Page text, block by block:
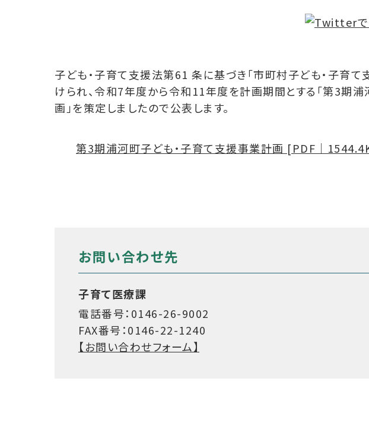
子ども・子育て支援法第61 条に基づき「市町村子ども・子育
けられ、令和7年度から令和11年度を計画期間とする「第3期
画」を策定しましたので公表します。
第3期浦河町子ども・子育て支援事業計画 [PDF｜
お問い合わせ先
子育て医療課
電話番号：0146-26-9002
FAX番号：0146-22-1240
【お問い合わせフォーム】